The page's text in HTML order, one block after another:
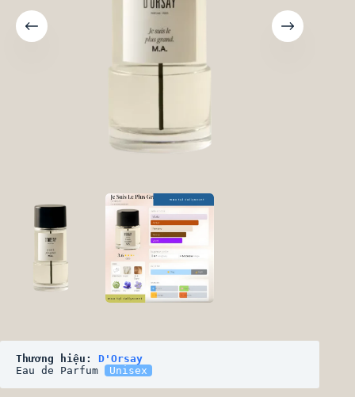
Thương hiệu: D'Orsay
Eau de Parfum
Unisex